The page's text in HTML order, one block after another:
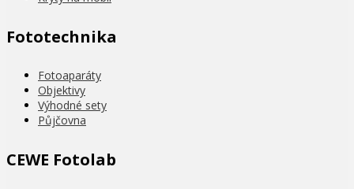
Fototechnika
Fotoaparáty
Objektivy
Výhodné sety
Půjčovna
CEWE Fotolab